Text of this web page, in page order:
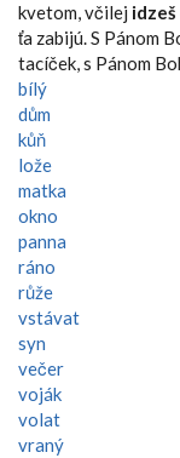
kvetom, včilej idzeš
ťa zabijú. S Pánom
tacíček, s Pánom
bílý
dům
kůň
lože
matka
okno
panna
ráno
růže
vstávat
syn
večer
voják
volat
vraný